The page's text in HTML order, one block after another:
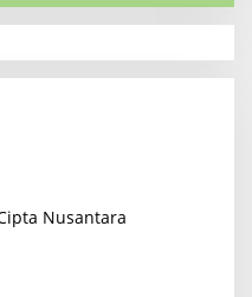
Nusantara